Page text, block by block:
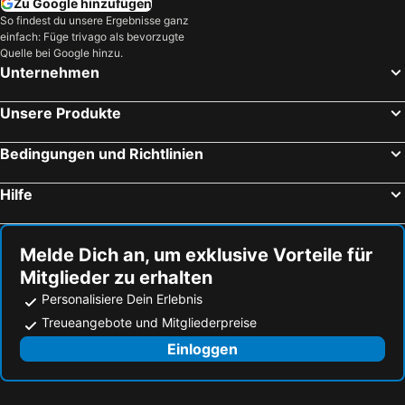
Phu Loc, Thua Thien-Hue Province Hotels
Huế, Thua Thien-Hue Province Hotels
So findest du unsere Ergebnisse ganz
einfach: Füge trivago als bevorzugte
Quelle bei Google hinzu.
Unternehmen
Unsere Produkte
Bedingungen und Richtlinien
Hilfe
Melde Dich an, um exklusive Vorteile für
Mitglieder zu erhalten
Personalisiere Dein Erlebnis
Treueangebote und Mitgliederpreise
Einloggen